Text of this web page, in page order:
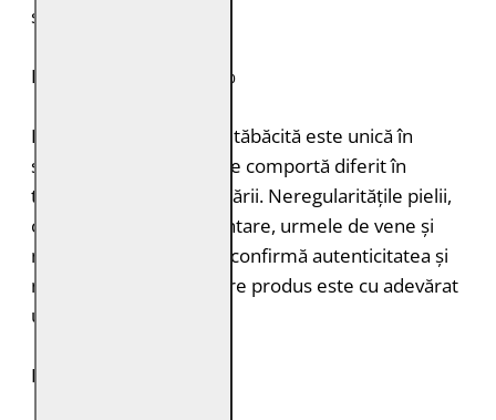
specializat
PIELE NATURALĂ: 100%
Fiecare bucată de piele tăbăcită este unică în
structură, grosimea și se comportă diferit în
timpul vopsirii și procesării. Neregularitățile pielii,
cum ar fi petele pigmentare, urmele de vene și
mușcăturile de insecte confirmă autenticitatea și
naturalețea pielii. Fiecare produs este cu adevărat
unic.
DURABILITATE